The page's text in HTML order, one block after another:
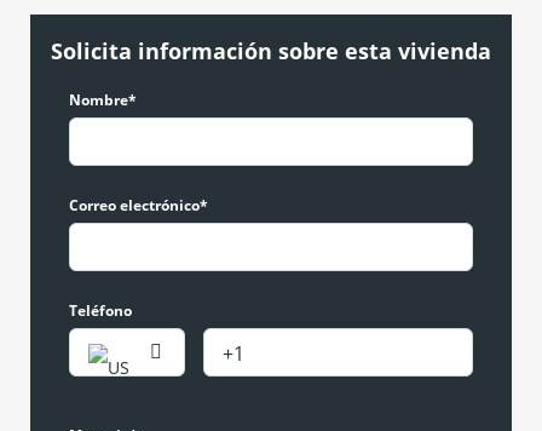
Solicita información sobre esta vivienda
Nombre*
Correo electrónico*
Teléfono